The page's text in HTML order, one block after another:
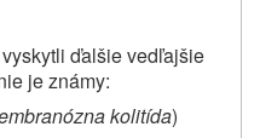
ďalšie vedľajšie
je známy:
kolitída)